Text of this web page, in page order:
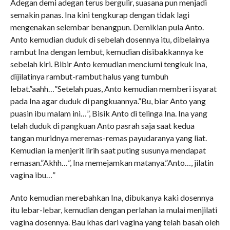
Adegan demi adegan terus bergulir, suasana pun menjadi
semakin panas. Ina kini tengkurap dengan tidak lagi
mengenakan selembar benangpun. Demikian pula Anto.
Anto kemudian duduk di sebelah dosennya itu, dibelainya
rambut Ina dengan lembut, kemudian disibakkannya ke
sebelah kiri. Bibir Anto kemudian menciumi tengkuk Ina,
dijilatinya rambut-rambut halus yang tumbuh
lebat.”aahh…”Setelah puas, Anto kemudian memberi isyarat
pada Ina agar duduk di pangkuannya.”Bu, biar Anto yang
puasin ibu malam ini…”, Bisik Anto di telinga Ina. Ina yang
telah duduk di pangkuan Anto pasrah saja saat kedua
tangan muridnya meremas-remas payudaranya yang liat.
Kemudian ia menjerit lirih saat puting susunya mendapat
remasan.”Akhh…”, Ina memejamkan matanya.”Anto…, jilatin
vagina ibu…”
Anto kemudian merebahkan Ina, dibukanya kaki dosennya
itu lebar-lebar, kemudian dengan perlahan ia mulai menjilati
vagina dosennya. Bau khas dari vagina yang telah basah oleh